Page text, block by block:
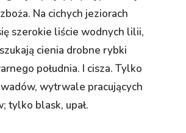
Na cichych jeziorach
szerokie liście wodnych lilii,
cienia drobne rybki
południa. I cisza. Tylko
wytrwale pracujących
tylko blask, upał.